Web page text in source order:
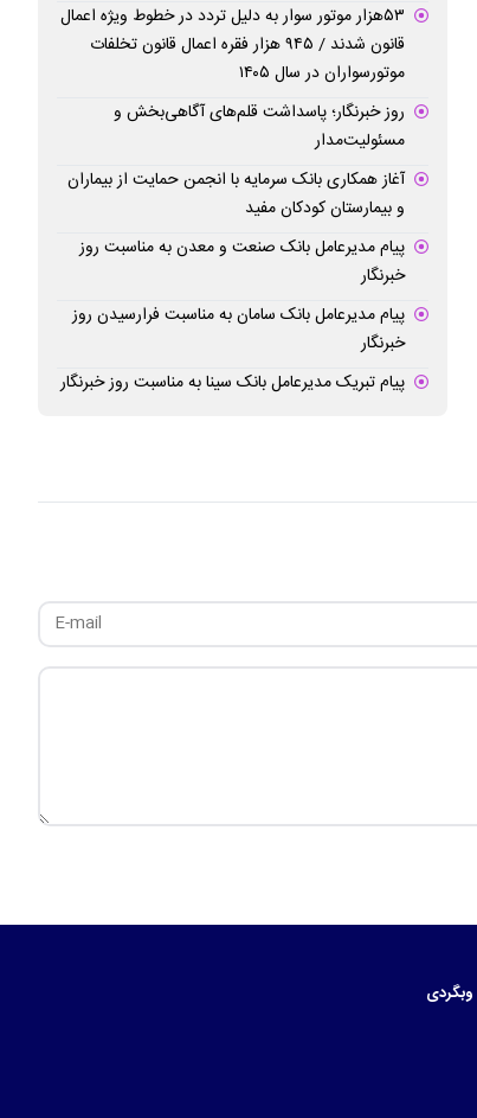
بسته‌های ویژه و هدیه حج ۱۴۰۵ برای زائران
بیت‌الله الحرام
۵۳هزار موتور سوار به دلیل تردد در خطوط ویژه اعمال
قانون شدند / ۹۴۵ هزار فقره اعمال قانون تخلفات
موتورسواران در سال ۱۴۰۵
روز خبرنگار؛ پاسداشت قلم‌های آگاهی‌بخش و
مسئولیت‌مدار
آغاز همکاری بانک سرمایه با انجمن حمایت از بیماران
و بیمارستان کودکان مفید
پیام مدیرعامل بانک صنعت و معدن به مناسبت روز
خبرنگار
پیام مدیرعامل بانک سامان به مناسبت فرارسیدن روز
خبرنگار
پیام تبریک مدیرعامل بانک سینا به مناسبت روز خبرنگار
وبگردی